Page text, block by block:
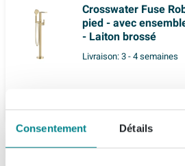
Consentement Détails
Crosswater Fuse
pied - avec
- Laiton brossé
Livraison:3 - 4 semaines
Description